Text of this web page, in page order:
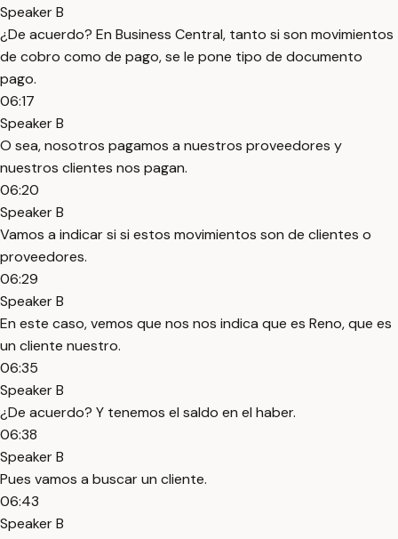
Speaker B
¿De acuerdo? En Business Central, tanto si son movimientos
de cobro como de pago, se le pone tipo de documento
pago.
06:17
Speaker B
O sea, nosotros pagamos a nuestros proveedores y
nuestros clientes nos pagan.
06:20
Speaker B
Vamos a indicar si si estos movimientos son de clientes o
proveedores.
06:29
Speaker B
En este caso, vemos que nos nos indica que es Reno, que es
un cliente nuestro.
06:35
Speaker B
¿De acuerdo? Y tenemos el saldo en el haber.
06:38
Speaker B
Pues vamos a buscar un cliente.
06:43
Speaker B